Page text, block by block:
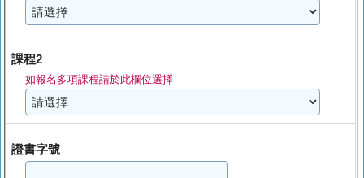
課程2
如報名多項課程請於此欄位選擇
證書字號